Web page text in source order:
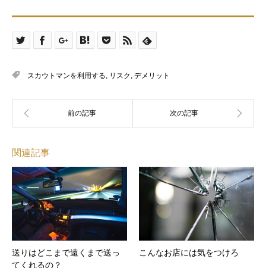
スカウトマンを利用する リスク デメリット
関連記事
送りはどこまで遠くまで送っ
てくれるの？
こんなお店には気をつけろ